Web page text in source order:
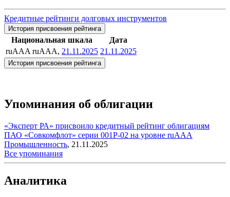
Кредитные рейтинги долговых инструментов
История присвоения рейтинга
Национальная шкала
Дата
ruAAA ruAAA, 21.11.2025 21.11.2025
История присвоения рейтинга
Упоминания об облигации
«Эксперт РА» присвоило кредитный рейтинг облигациям
ПАО «Совкомфлот» серии 001Р-02 на уровне ruAAA
Промышленность, 21.11.2025
Все упоминания
Аналитика